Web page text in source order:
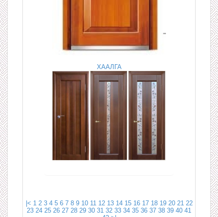
ХААЛГА
|< 1 2 3 4 5 6 7 8 9 10 11 12 13 14 15 16 17 18 19 20 21 22
23 24 25 26 27 28 29 30 31 32 33 34 35 36 37 38 39 40 41